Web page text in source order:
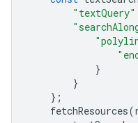
"textQuery"
}
}
};
fetchResources(